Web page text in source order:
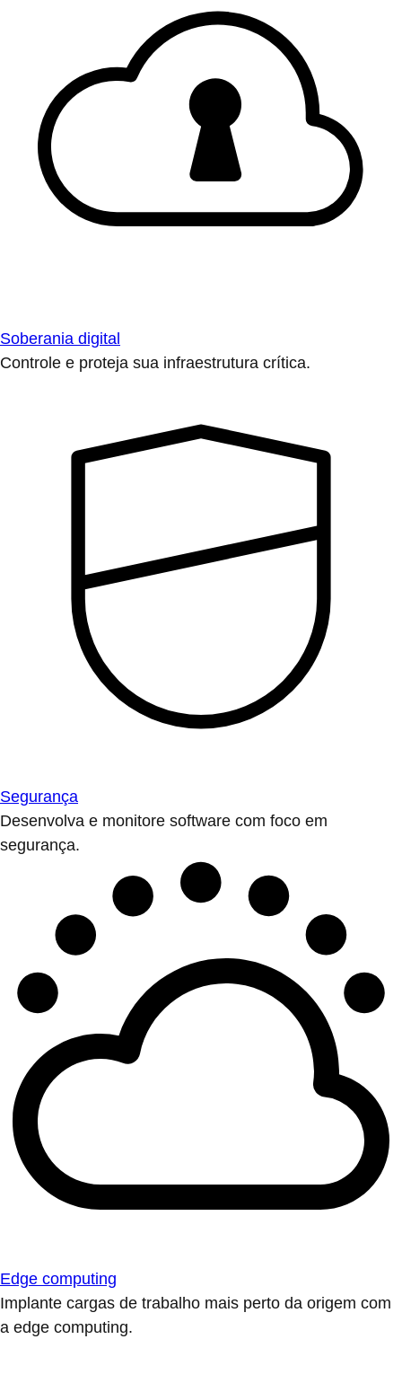
Soberania digital
Controle e proteja sua infraestrutura crítica.
Segurança
Desenvolva e monitore software com foco em
segurança.
Edge computing
Implante cargas de trabalho mais perto da origem com
a edge computing.